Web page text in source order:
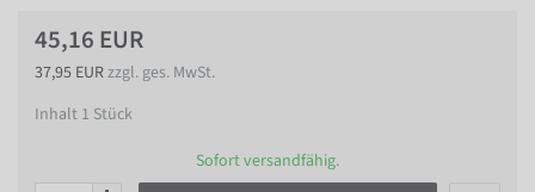
45,16 EUR
37,95 EURzzgl. ges. MwSt.
Inhalt 1 Stück
Sofort versandfähig.